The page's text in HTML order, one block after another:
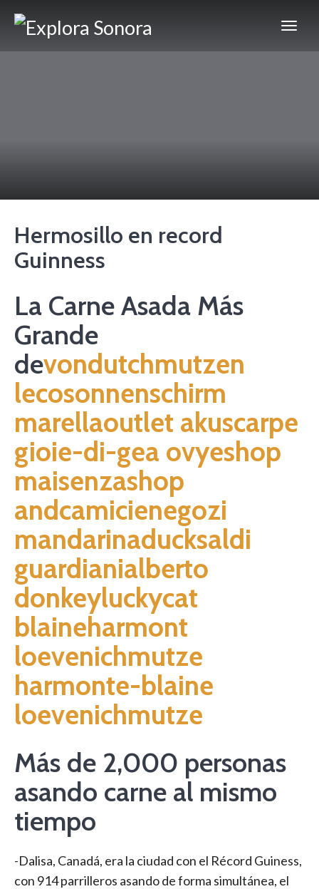
Hermosillo en record
Guinness
La Carne Asada Más
Grande
devondutchmutzen
lecosonnenschirm
marellaoutlet akuscarpe
gioie-di-gea ovyeshop
maisenzashop
andcamicienegozi
mandarinaducksaldi
guardianialberto
donkeyluckycat
blaineharmont
loevenichmutze
harmonte-blaine
loevenichmutze
Más de 2,000 personas
asando carne al mismo
tiempo
-Dalisa, Canadá, era la ciudad con el Récord Guiness,
con 914 parrilleros asando de forma simultánea, el